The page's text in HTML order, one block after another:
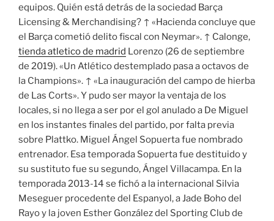
equipos. Quién está detrás de la sociedad Barça
Licensing & Merchandising? ↑ «Hacienda concluye que
el Barça cometió delito fiscal con Neymar». ↑ Calonge,
tienda atletico de madrid Lorenzo (26 de septiembre
de 2019). «Un Atlético destemplado pasa a octavos de
la Champions». ↑ «La inauguración del campo de hierba
de Las Corts». Y pudo ser mayor la ventaja de los
locales, si no llega a ser por el gol anulado a De Miguel
en los instantes finales del partido, por falta previa
sobre Plattko. Miguel Ángel Sopuerta fue nombrado
entrenador. Esa temporada Sopuerta fue destituido y
su sustituto fue su segundo, Ángel Villacampa. En la
temporada 2013-14 se fichó a la internacional Silvia
Meseguer procedente del Espanyol, a Jade Boho del
Rayo y la joven Esther González del Sporting Club de